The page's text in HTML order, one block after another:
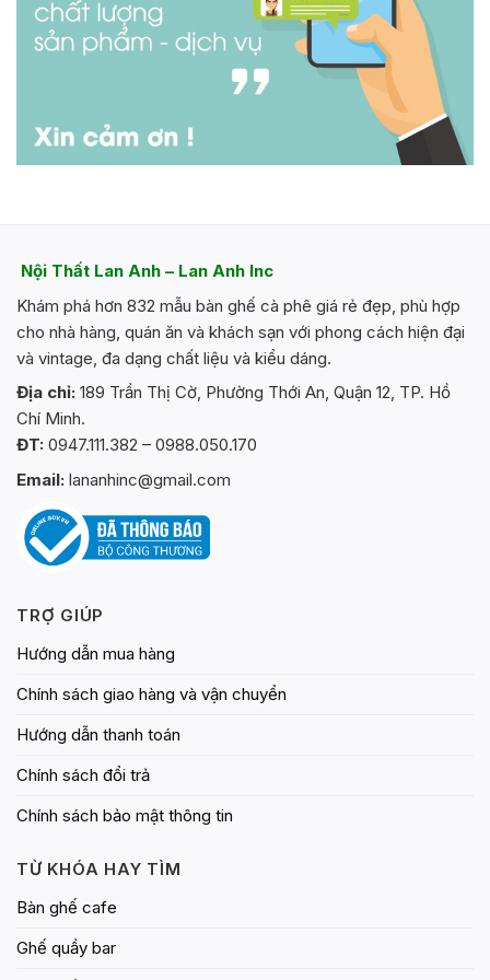
Nội Thất Lan Anh – Lan Anh Inc
Khám phá hơn 832 mẫu bàn ghế cà phê giá rẻ đẹp, phù hợp
cho nhà hàng, quán ăn và khách sạn với phong cách hiện đại
và vintage, đa dạng chất liệu và kiểu dáng.
Địa chỉ: 189 Trần Thị Cờ, Phường Thới An, Quận 12, TP. Hồ
Chí Minh.
ĐT: 0947.111.382 – 0988.050.170
Email: lananhinc@gmail.com
TRỢ GIÚP
Hướng dẫn mua hàng
Chính sách giao hàng và vận chuyển
Hướng dẫn thanh toán
Chính sách đổi trả
Chính sách bảo mật thông tin
TỪ KHÓA HAY TÌM
Bàn ghế cafe
Ghế quầy bar